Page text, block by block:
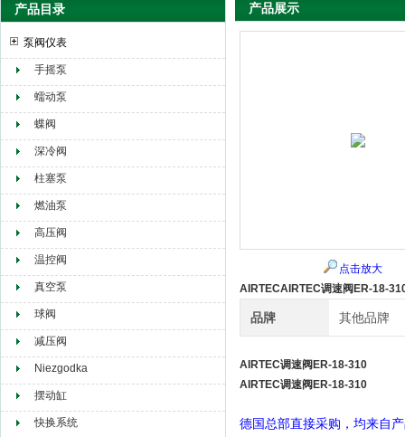
赫尔纳贸易（大连）有限公司
产品目录
泵阀仪表
手摇泵
蠕动泵
蝶阀
深冷阀
柱塞泵
燃油泵
高压阀
温控阀
真空泵
球阀
减压阀
Niezgodka
摆动缸
快换系统
产品展示
点击放大
AIRTECAIRTEC调速阀ER-18-
品牌 其他品牌
AIRTEC调速阀ER-18-310
AIRTEC调速阀ER-18-310
德国总部直接采购，均来自